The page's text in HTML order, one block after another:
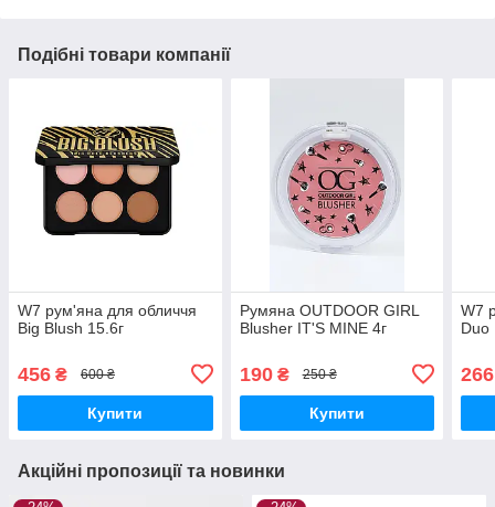
Подібні товари компанії
W7 рум'яна для обличчя
Big Blush 15.6г
456 ₴ 600 ₴
Купити
Румяна OUTDOOR GIRL
Blusher IT'S MINE 4г
190₴ 250 ₴
Купити
W7
Duo
266
Акційні пропозиції та новинки